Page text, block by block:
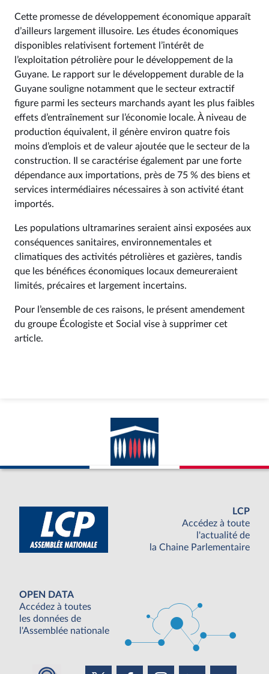
Cette promesse de développement économique apparaît
d’ailleurs largement illusoire. Les études économiques
disponibles relativisent fortement l’intérêt de
l’exploitation pétrolière pour le développement de la
Guyane. Le rapport sur le développement durable de la
Guyane souligne notamment que le secteur extractif
figure parmi les secteurs marchands ayant les plus faibles
effets d’entraînement sur l’économie locale. À niveau de
production équivalent, il génère environ quatre fois
moins d’emplois et de valeur ajoutée que le secteur de la
construction. Il se caractérise également par une forte
dépendance aux importations, près de 75 % des biens et
services intermédiaires nécessaires à son activité étant
importés.
Les populations ultramarines seraient ainsi exposées aux
conséquences sanitaires, environnementales et
climatiques des activités pétrolières et gazières, tandis
que les bénéfices économiques locaux demeureraient
limités, précaires et largement incertains.
Pour l’ensemble de ces raisons, le présent amendement
du groupe Écologiste et Social vise à supprimer cet
article.
LCP
Accédez à toute
l'actualité de
la Chaine Parlementaire
OPEN DATA
Accédez à toutes
les données de
l'Assemblée nationale